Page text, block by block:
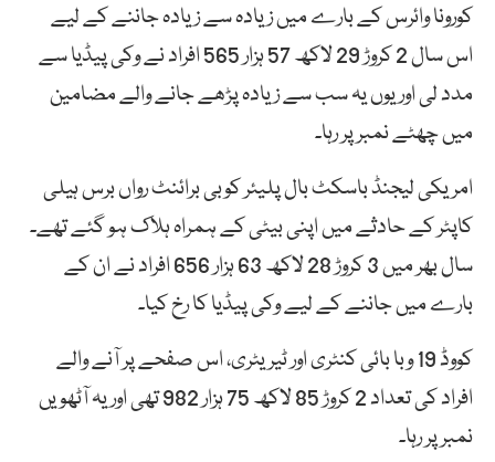
کورونا وائرس کے بارے میں زیادہ سے زیادہ جاننے کے لیے
اس سال 2 کروڑ 29 لاکھ 57 ہزار 565 افراد نے وکی پیڈیا سے
مدد لی اور یوں یہ سب سے زیادہ پڑھے جانے والے مضامین
میں چھٹے نمبر پر رہا۔
امریکی لیجنڈ باسکٹ بال پلیئر کوبی برائنٹ رواں برس ہیلی
کاپٹر کے حادثے میں اپنی بیٹی کے ہمراہ ہلاک ہو گئے تھے۔
سال بھر میں 3 کروڑ 28 لاکھ 63 ہزار 656 افراد نے ان کے
بارے میں جاننے کے لیے وکی پیڈیا کا رخ کیا۔
کووڈ 19 وبا بائی کنٹری اور ٹیریٹری، اس صفحے پر آنے والے
افراد کی تعداد 2 کروڑ 85 لاکھ 75 ہزار 982 تھی اور یہ آٹھویں
نمبر پر رہا۔